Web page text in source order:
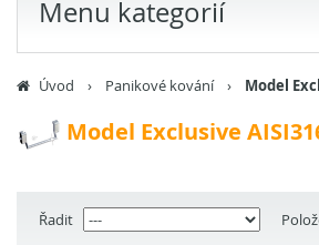
Menu kategorií
Úvod › Panikové kování› Model
Model Exclusive
Řadit